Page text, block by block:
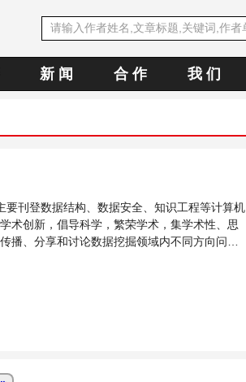
新 闻 合 作 我 们
要刊登数据结构、数据安全、知识工程等计算机
术创新，倡导科学，繁荣学术，集学术性、思
、分享和讨论数据挖掘领域内不同方向问题